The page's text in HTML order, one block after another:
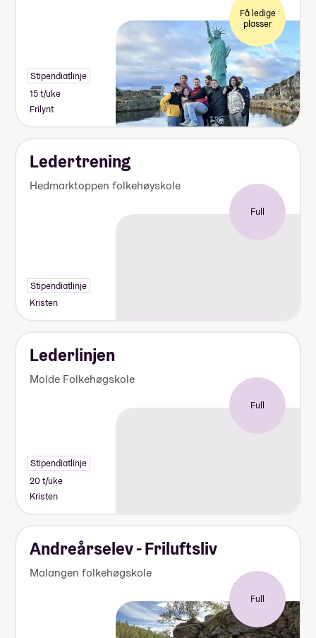
Få ledige
plasser
Stipendiatlinje
15 t/uke
Frilynt
Ledertrening
Hedmarktoppen folkehøyskole
Full
Stipendiatlinje
Kristen
Lederlinjen
Molde Folkehøgskole
Full
Stipendiatlinje
20 t/uke
Kristen
Andreårselev - Friluftsliv
Malangen folkehøgskole
Full